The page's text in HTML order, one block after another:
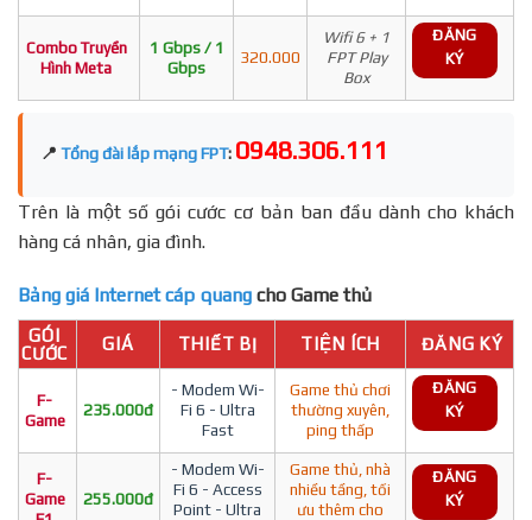
Combo Truyền
Hình Meta
1 Gbps / 1
Gbps
320.000
Wifi 6 + 1
FPT Play
Box
ĐĂNG
KÝ
📍 Tổng đài lắp mạng FPT: 0948.306.111
Trên là một số gói cước cơ bản ban đầu dành cho khách
hàng cá nhân, gia đình.
Bảng giá Internet cáp quang cho Game thủ
GÓI
CƯỚC
GIÁ THIẾT BỊ TIỆN ÍCH ĐĂNG KÝ
F-
Game
235.000đ
- Modem Wi-
Fi 6 - Ultra
Fast
Game thủ chơi
thường xuyên,
ping thấp
ĐĂNG
KÝ
F-
Game
255.000đ
- Modem Wi-
Fi 6 - Access
Point - Ultra
Game thủ, nhà
nhiều tầng, tối
ưu thêm cho
ĐĂNG
KÝ